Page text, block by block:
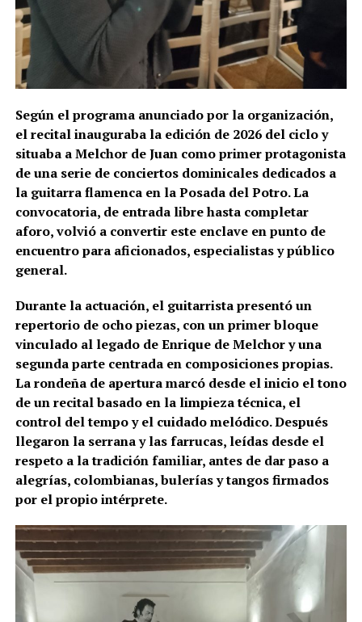
Según el programa anunciado por la organización,
el recital inauguraba la edición de 2026 del ciclo y
situaba a Melchor de Juan como primer protagonista
de una serie de conciertos dominicales dedicados a
la guitarra flamenca en la Posada del Potro. La
convocatoria, de entrada libre hasta completar
aforo, volvió a convertir este enclave en punto de
encuentro para aficionados, especialistas y público
general.
Durante la actuación, el guitarrista presentó un
repertorio de ocho piezas, con un primer bloque
vinculado al legado de Enrique de Melchor y una
segunda parte centrada en composiciones propias.
La rondeña de apertura marcó desde el inicio el tono
de un recital basado en la limpieza técnica, el
control del tempo y el cuidado melódico. Después
llegaron la serrana y las farrucas, leídas desde el
respeto a la tradición familiar, antes de dar paso a
alegrías, colombianas, bulerías y tangos firmados
por el propio intérprete.